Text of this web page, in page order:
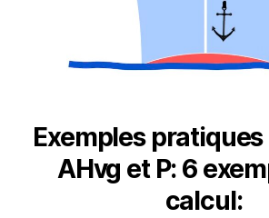
Exemples
AHvg et P: 6
calcul: